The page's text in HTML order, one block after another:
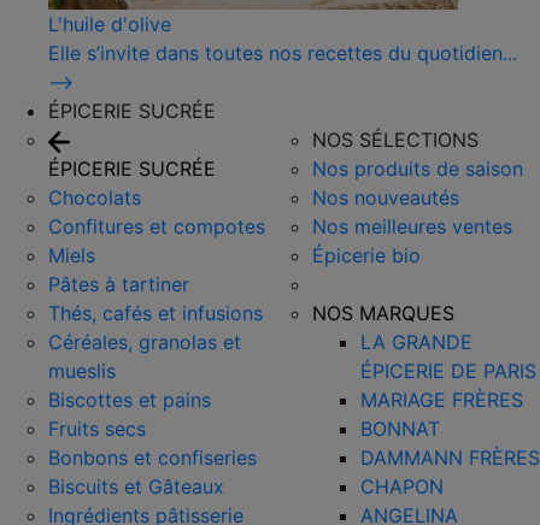
L'huile d'olive
Elle s’invite dans toutes nos recettes du quotidien...
⟶
ÉPICERIE SUCRÉE
ÉPICERIE SUCRÉE
Chocolats
Confitures et compotes
Miels
Pâtes à tartiner
Thés, cafés et infusions
Céréales, granolas et
mueslis
Biscottes et pains
Fruits secs
Bonbons et confiseries
Biscuits et Gâteaux
Ingrédients pâtisserie
NOS SÉLECTIONS
Nos produits de saison
Nos nouveautés
Nos meilleures ventes
Épicerie bio
NOS MARQUES
LA GRANDE
ÉPICERIE DE PARIS
MARIAGE FRÈRES
BONNAT
DAMMANN FRÈRES
CHAPON
ANGELINA